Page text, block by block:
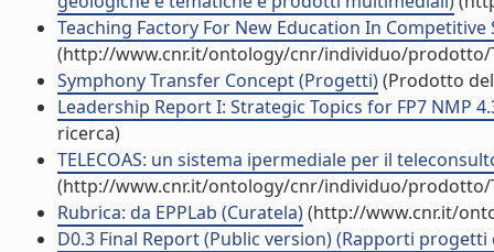
Teaching Factory For New Education In
(http://www.cnr.it/ontology/cnr/individuo/prodotto/
Symphony Transfer Concept (Progetti)(Prodotto
Leadership Report I: Strategic Topics for FP7 NMP
ricerca)
TELECOAS: un sistema ipermediale per il
(http://www.cnr.it/ontology/cnr/individuo/prodotto/
Rubrica: da EPPLab (Curatela)(http://www.cnr.it/
D0.3 Final Report (Public version) (Rapporti progetti